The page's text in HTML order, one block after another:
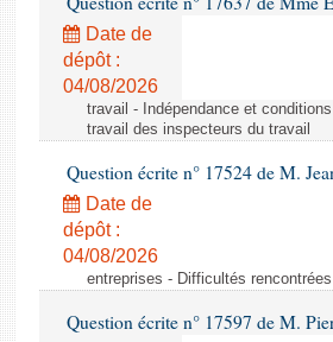
Date de
dépôt :
04/08/2026
travail - Indépendance et
travail des inspecteurs du travail
Question écrite n° 17524 de M.
Date de
dépôt :
04/08/2026
entreprises - Difficultés
Question écrite n° 17597 de M.